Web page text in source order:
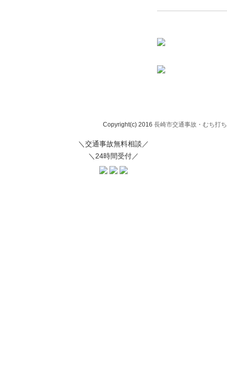
Copyright(c) 2016 長崎市交通事故・むち打
＼交通事故無料相談／
＼24時間受付／